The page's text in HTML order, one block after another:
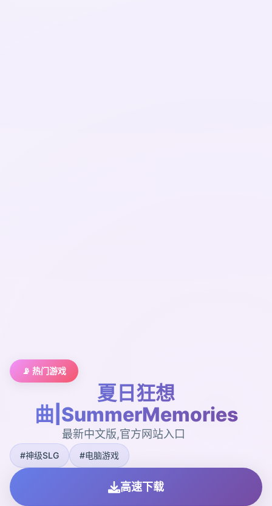
📡 热门游戏
夏日狂想
曲|SummerMemories
最新中文版,官方网站入口
#神级SLG #电脑游戏
高速下载